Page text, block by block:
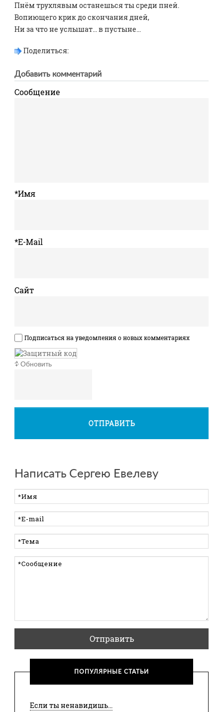
Пнём трухлявым останешься ты среди пней.
Вопиющего крик до скончания дней,
Ни за что не услышат... в пустыне...
Поделиться:
Добавить комментарий
Сообщение
*Имя
*E-Mail
Сайт
Подписаться на уведомления о новых комментариях
Обновить
ОТПРАВИТЬ
Написать Сергею Евелеву
Отправить
ПОПУЛЯРНЫЕ СТАТЬИ
Если ты ненавидишь...